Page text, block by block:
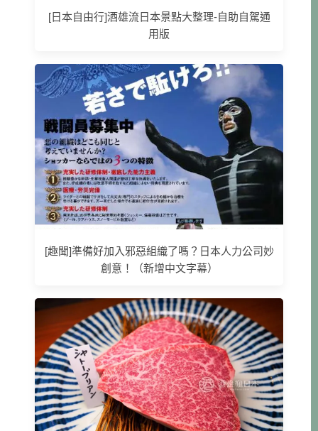
[日本自由行]酒雄流日本景點大整理-自助自駕通
用版
[趣聞]準備好加入邪惡組織了嗎？日本人力公司妙
創意！（新增中文字幕）